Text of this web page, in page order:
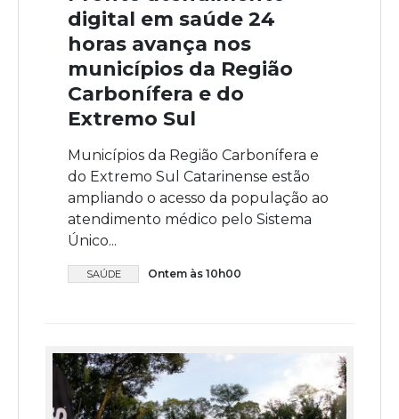
digital em saúde 24
horas avança nos
municípios da Região
Carbonífera e do
Extremo Sul
Municípios da Região Carbonífera e
do Extremo Sul Catarinense estão
ampliando o acesso da população ao
atendimento médico pelo Sistema
Único...
SAÚDE Ontem às 10h00